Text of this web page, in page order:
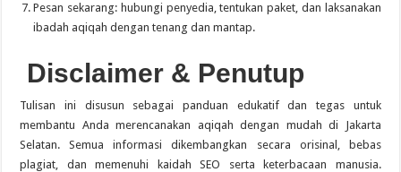
Pesan sekarang: hubungi penyedia, tentukan paket, dan laksanakan
ibadah aqiqah dengan tenang dan mantap.
Disclaimer & Penutup
Tulisan ini disusun sebagai panduan edukatif dan tegas untuk
membantu Anda merencanakan aqiqah dengan mudah di Jakarta
Selatan. Semua informasi dikembangkan secara orisinal, bebas
plagiat, dan memenuhi kaidah SEO serta keterbacaan manusia.